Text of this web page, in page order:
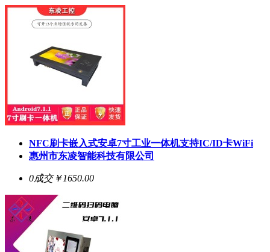
NFC刷卡嵌入式安卓7寸工业一体机支持IC/ID卡WiFi
惠州市东凌智能科技有限公司
0成交￥1650.00